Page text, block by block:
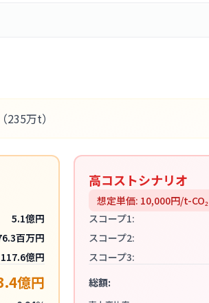
（235万t）
5.1億円
百万円
117.6億円
億円
高コストシナリオ
想定単価: 10,000円/t-CO₂
スコープ1:
スコープ2:
スコープ3:
総額: